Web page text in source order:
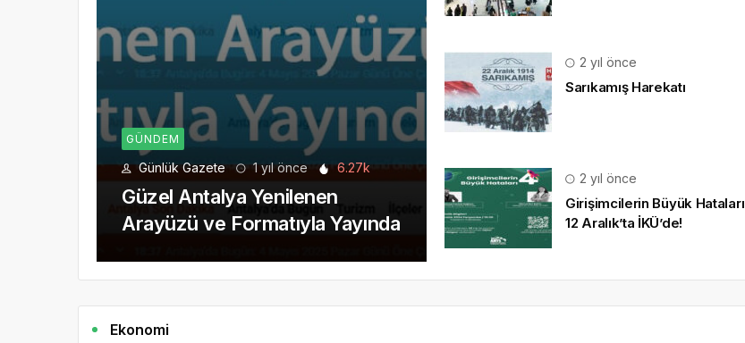
GÜNDEM
Günlük Gazete 1 yıl önce 6.27k
Güzel Antalya Yenilenen
Arayüzü ve Formatıyla Yayında
2 yıl önce
Sarıkamış Harekatı
2 yıl önce
Girişimcilerin Büyük Hataları
12 Aralık’ta İKÜ’de!
Ekonomi